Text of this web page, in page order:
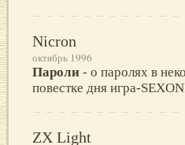
Nicron
октябрь 1996
Пароли - о паролях в
повестке дня игра-
ZX Light